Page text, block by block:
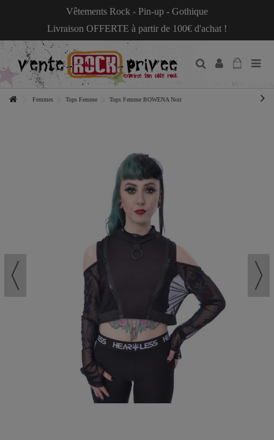
Vêtements Rock - Pin-up - Gothique
Livraison OFFERTE à partir de 100€ d'achat !
Femmes Tops Femme Tops Femme ROWENA Noir